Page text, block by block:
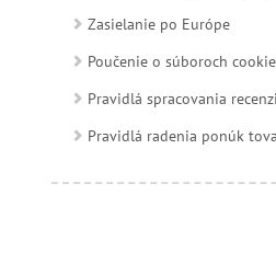
Zasielanie po Európe
Poučenie o súboroch
Pravidlá spracovania
Pravidlá radenia ponúk